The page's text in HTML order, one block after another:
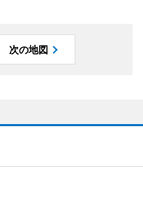
次の地図